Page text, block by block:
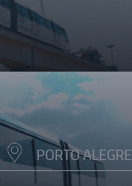
PORTO ALEGRE